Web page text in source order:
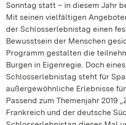
Sonntag statt – in diesem Jahr
Mit seinen vielfältigen
der Schlosserlebnistag einen
Bewusstsein der Menschen
Programm gestalten die
Burgen in Eigenregie. Doch
Schlosserlebnistag steht für
außergewöhnliche Erlebnisse
Passend zum Themenjahr 2019
Frankreich und der deutsche